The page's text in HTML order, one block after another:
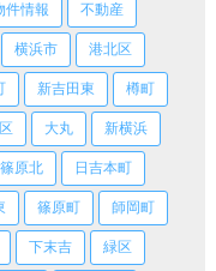
件情報 不動産
横浜市 港北区
新吉田東 樽町
大丸 新横浜
篠原北 日吉本町
篠原町 師岡町
下末吉 緑区